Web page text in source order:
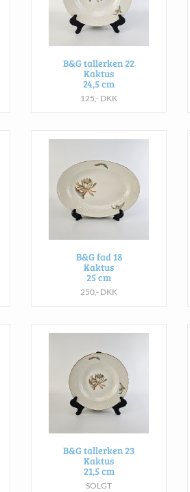
B&G tallerken 22
Kaktus
24,5 cm
125,- DKK
B&G fad 18
Kaktus
25 cm
250,- DKK
B&G tallerken 23
Kaktus
21,5 cm
SOLGT